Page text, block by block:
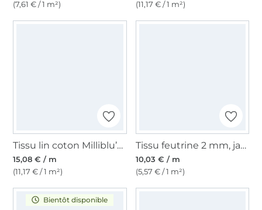
(7,61 € / 1 m²) (11,17 € / 1 m²)
Tissu lin coton Milliblu’s, beige clair
15,08 € / m
(11,17 € / 1 m²)
Tissu feutrine 2 mm, jaune
10,03 € / m
(5,57 € / 1 m²)
Bientôt disponible